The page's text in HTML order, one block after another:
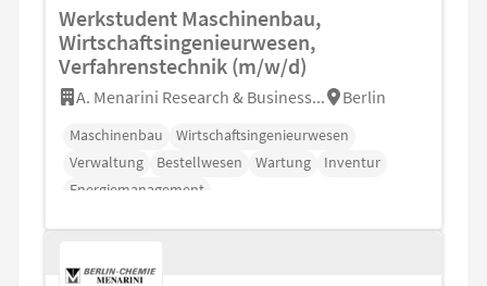
Werkstudent Maschinenbau,
Wirtschaftsingenieurwesen,
Verfahrenstechnik (m/w/d)
A. Menarini Research & Business... Berlin
Maschinenbau
Wirtschaftsingenieurwesen
Verwaltung
Bestellwesen Wartung
Inventur
Energiemanagement